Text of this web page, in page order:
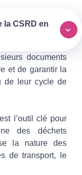
la CSRD en
documents
et de garantir la
de leur cycle de
est l’outil clé pour
des déchets
la nature des
de transport, le